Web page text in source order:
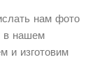
нам фото
в нашем
и изготовим